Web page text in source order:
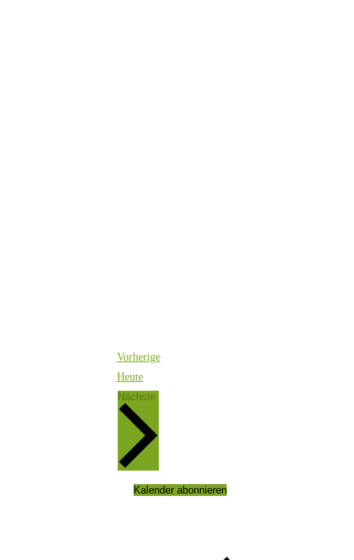
VorherigeVeranstaltungen
Heute
Nächste
Kalender abonnieren